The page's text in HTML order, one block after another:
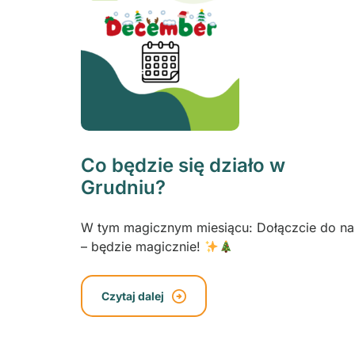
Co będzie się działo w
Grudniu?
W tym magicznym miesiącu: Dołączcie do
– będzie magicznie!
Czytaj dalej